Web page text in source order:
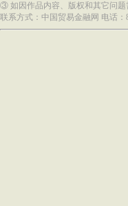
③ 如因作品内容、版权和其它问题
联系方式：中国贸易金融网 电话：